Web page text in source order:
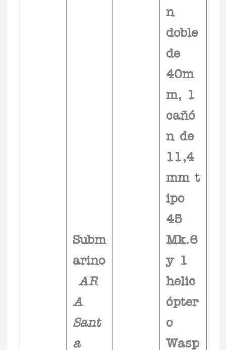
Subm
arino
AR
A
Sant
a
n
doble
de
40m
m, 1
cañó
n de
11,4
mm t
ipo
45
Mk.6
y 1
helic
ópter
o
Wasp